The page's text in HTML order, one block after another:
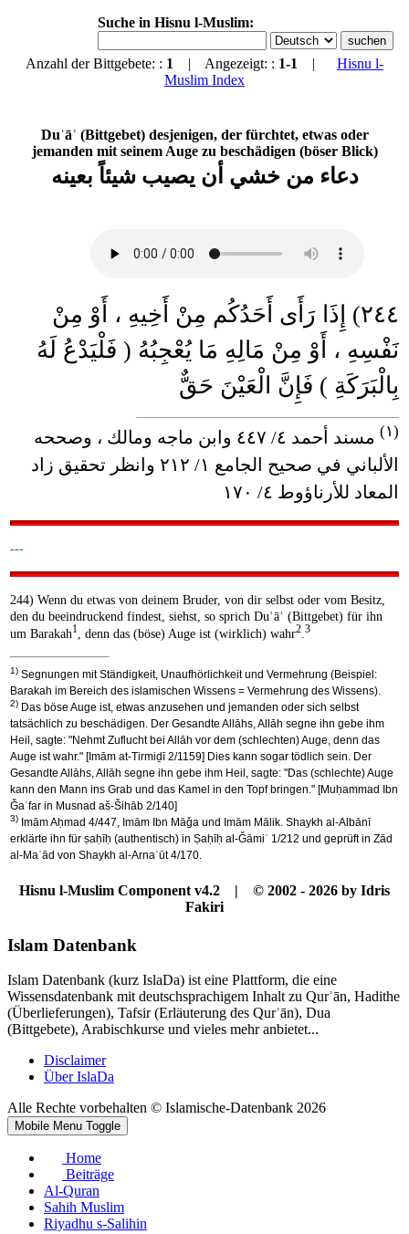
Suche in Hisnu l-Muslim:
Anzahl der Bittgebete: : 1 | Angezeigt: : 1-1 | Hisnu l-
Muslim Index
Duʿāʾ (Bittgebet) desjenigen, der fürchtet, etwas oder
jemanden mit seinem Auge zu beschädigen (böser Blick)
دعاء من خشي أن يصيب شيئاً بعينه
٢٤٤) إِذَا رَأَى أَحَدُكُم مِنْ أَخِيهِ ، أَوْ مِنْ
نَفْسِهِ ، أَوْ مِنْ مَالِهِ مَا يُعْجِبُهُ ( فَلْيَدْعُ لَهُ
بِالْبَرَكَةِ ) فَإِنَّ الْعَيْنَ حَقٌّ
(١)
مسند أحمد ٤/ ٤٤٧ وابن ماجه ومالك ، وصححه
الألباني في صحيح الجامع ١/ ٢١٢ وانظر تحقيق زاد
المعاد للأرناؤوط ٤/ ١٧٠
---
244) Wenn du etwas von deinem Bruder, von dir selbst oder vom Besitz,
den du beeindruckend findest, siehst, so sprich Duʿāʾ (Bittgebet) für ihn
um Barakah1, denn das (böse) Auge ist (wirklich) wahr2.3
1) Segnungen mit Ständigkeit, Unaufhörlichkeit und Vermehrung (Beispiel:
Barakah im Bereich des islamischen Wissens = Vermehrung des Wissens).
2) Das böse Auge ist, etwas anzusehen und jemanden oder sich selbst
tatsächlich zu beschädigen. Der Gesandte Allāhs, Allāh segne ihn gebe ihm
Heil, sagte: "Nehmt Zuflucht bei Allāh vor dem (schlechten) Auge, denn das
Auge ist wahr." [Imām at-Tirmiḏī 2/1159] Dies kann sogar tödlich sein. Der
Gesandte Allāhs, Allāh segne ihn gebe ihm Heil, sagte: "Das (schlechte) Auge
kann den Mann ins Grab und das Kamel in den Topf bringen." [Muḥammad Ibn
Ǧaʿfar in Musnad aš-Šihāb 2/140]
3) Imām Aḥmad 4/447, Imām Ibn Māǧa und Imām Mālik. Shaykh al-Albānī
erklärte ihn für ṣaḥīḥ (authentisch) in Ṣaḥīḥ al-Ǧāmiʿ 1/212 und geprüft in Zād
al-Maʿād von Shaykh al-Arnaʾūt 4/170.
Hisnu l-Muslim Component v4.2 | © 2002 - 2026 by Idris
Fakiri
Islam Datenbank
Islam Datenbank (kurz IslaDa) ist eine Plattform, die eine
Wissensdatenbank mit deutschsprachigem Inhalt zu Qurʾān, Hadithe
(Überlieferungen), Tafsir (Erläuterung des Qurʾān), Dua
(Bittgebete), Arabischkurse und vieles mehr anbietet...
Disclaimer
Über IslaDa
Alle Rechte vorbehalten © Islamische-Datenbank 2026
Mobile Menu Toggle
Home
Beiträge
Al-Quran
Sahih Muslim
Riyadhu s-Salihin